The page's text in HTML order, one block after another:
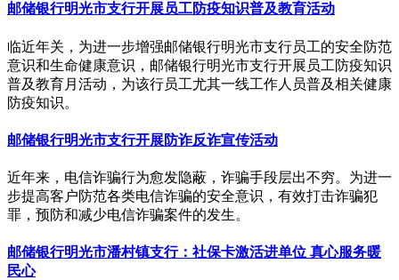
邮储银行明光市支行开展员工防疫知识普及教育活动
临近年关，为进一步增强邮储银行明光市支行员工的安全防范
意识和生命健康意识，邮储银行明光市支行开展员工防疫知识
普及教育月活动，为该行员工尤其一线工作人员普及相关健康
防疫知识。
邮储银行明光市支行开展防诈反诈宣传活动
近年来，电信诈骗行为愈发隐蔽，诈骗手段层出不穷。为进一
步提高客户防范各类电信诈骗的安全意识，有效打击诈骗犯
罪，预防和减少电信诈骗案件的发生。
邮储银行明光市潘村镇支行：社保卡激活进单位 真心服务暖
民心